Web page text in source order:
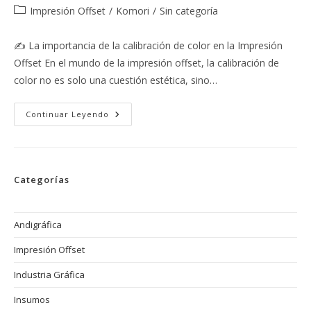
de
Categoría
la
entrada:
Impresión Offset / Komori / Sin categoría
✍️ La importancia de la calibración de color en la Impresión
Offset En el mundo de la impresión offset, la calibración de
color no es solo una cuestión estética, sino…
Continuar Leyendo Técnicas
De
Categorías
Andigráfica
Impresión Offset
Industria Gráfica
Insumos